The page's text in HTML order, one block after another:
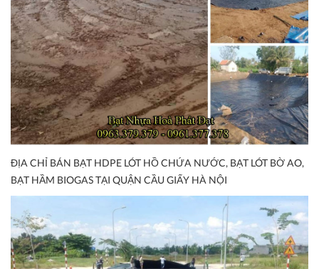
ĐỊA CHỈ BÁN BẠT HDPE LÓT HỒ CHỨA NƯỚC, BẠT LÓT BỜ AO,
BẠT HẦM BIOGAS TẠI QUẬN CẦU GIẤY HÀ NỘI